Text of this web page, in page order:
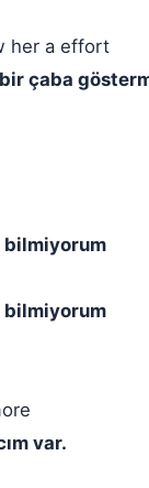
her a effort
çaba
bilmiyorum
bilmiyorum
var.